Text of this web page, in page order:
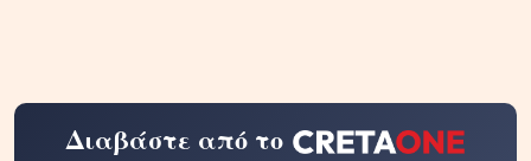
Διαβάστε από το